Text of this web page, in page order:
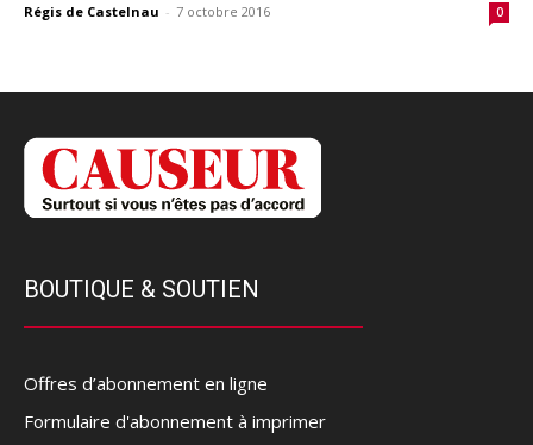
Régis de Castelnau - 7 octobre 2016 0
BOUTIQUE & SOUTIEN
Offres d’abonnement en ligne
Formulaire d'abonnement à imprimer